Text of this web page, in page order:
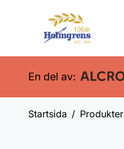
En del av:
Startsida Produkter